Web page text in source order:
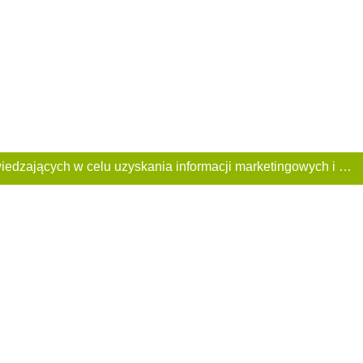
Ta Strona używa plików «cookies». Portal korzysta również z serwisu internetowego do zbierania danych technicznych o odwiedzających w celu uzyskania informacji marketingowych i statystycznych. Warunki przetwarzania danych odwiedzających Stronę, patrz: